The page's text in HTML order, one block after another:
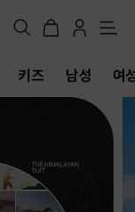
메
키즈 남성 여